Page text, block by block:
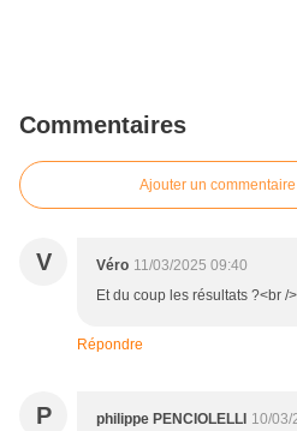
Commentaires
Ajouter un commentaire
V Véro 11/03/2025 09:40
Et du coup les résultats ?<br /
Répondre
P philippe PENCIOLELLI 10/03/